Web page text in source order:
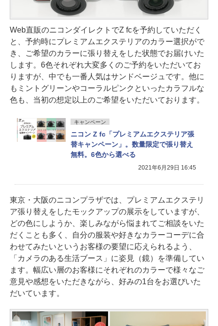
Web直販のニコンダイレクトでZ fcを予約していただく
と、予約時にプレミアムエクステリアのカラー選択がで
き、ご希望のカラーに張り替えをした状態でお届けいた
します。6色それぞれ大変多くのご予約をいただいてお
りますが、中でも一番人気はサンドベージュです。他に
もミントグリーンやコーラルピンクといったカラフルな
色も、当初の想定以上のご希望をいただいております。
キャンペーン
ニコン Z fc「プレミアムエクステリア張
替キャンペーン」。数量限定で張り替え
無料。6色から選べる
2021年6月29日 16:45
東京・大阪のニコンプラザでは、プレミアムエクステリ
ア張り替えをしたモックアップの展示をしていますが、
どの色にしようか、楽しみながら悩まれてご相談をいた
だくことも多く、自分の服装や好きなカラーコーデに合
わせてみたいというお客様の要望に応えられるよう、
「カメラのある生活ブース」に姿見（鏡）を準備してい
ます。幅広い層のお客様にそれぞれのカラーで様々なご
意見や感想をいただきながら、好みの1台をお選びいた
だいています。